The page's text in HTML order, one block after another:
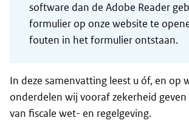
software dan de Adobe Reader
formulier op onze website te
fouten in het formulier ontstaan.
In deze samenvatting leest u óf, en op
onderdelen wij vooraf zekerheid
van fiscale wet- en regelgeving.